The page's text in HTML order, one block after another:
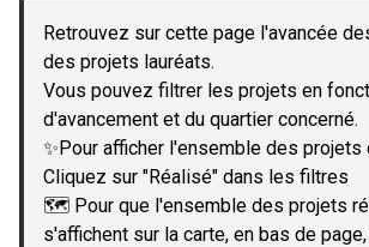
−
Retrouvez sur cette page l'avancée
des projets lauréats.
Vous pouvez filtrer les projets en
d'avancement et du quartier concerné.
✨Pour afficher l'ensemble des projets
Cliquez sur "Réalisé" dans les filtres
🗺️ Pour que l'ensemble des projets
s'affichent sur la carte, en bas de